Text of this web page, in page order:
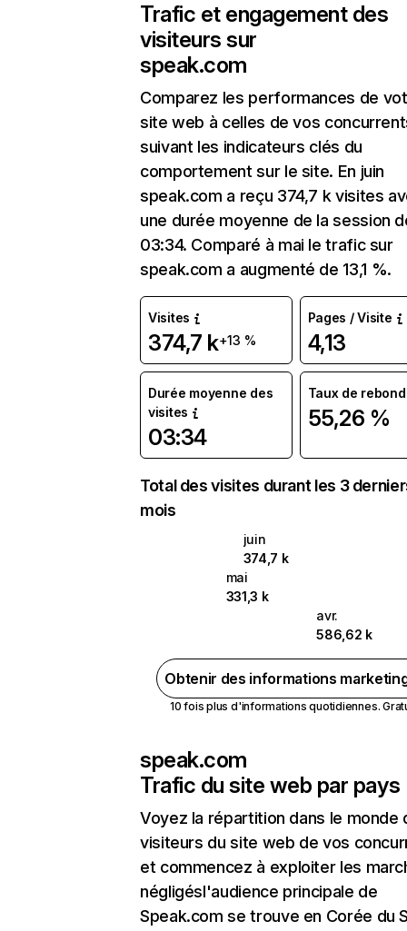
Trafic et engagement des
visiteurs sur
speak.com
Comparez les performances de
site web à celles de vos
suivant les indicateurs clés du
comportement sur le site. En juin
speak.com a reçu 374,7 k visites
une durée moyenne de la session
03:34. Comparé à mai le trafic sur
speak.com a augmenté de 13,1 %.
Visites
374,7 k+13 %
Pages / Visite
4,13
Durée moyenne des
visites
03:34
Taux de rebond
55,26 %
Total des visites durant les 3
mois
juin
374,7 k
mai
331,3 k
avr.
586,62 k
Obtenir des informations
10 fois plus d'informations quotidiennes.
speak.com
Trafic du site web par pays
Voyez la répartition dans le monde
visiteurs du site web de vos
et commencez à exploiter les
négligésl'audience principale de
Speak.com se trouve en Corée du